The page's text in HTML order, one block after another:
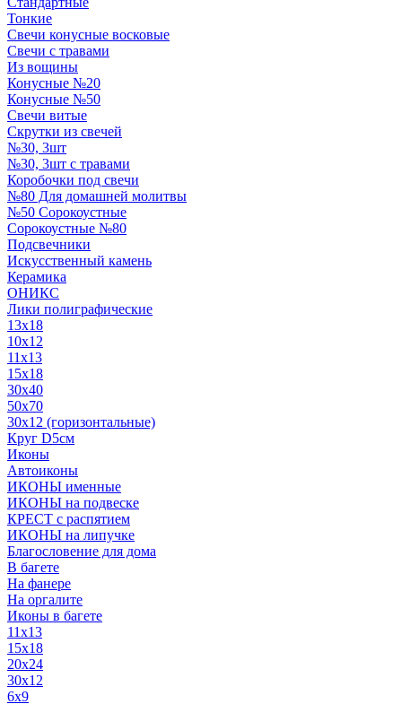
Тонкие
Свечи конусные восковые
Свечи с травами
Из вощины
Конусные №20
Конусные №50
Свечи витые
Скрутки из свечей
№30, 3шт
№30, 3шт с травами
Коробочки под свечи
№80 Для домашней молитвы
№50 Сорокоустные
Сорокоустные №80
Подсвечники
Искусственный камень
Керамика
ОНИКС
Лики полиграфические
13x18
10x12
11х13
15х18
30x40
50x70
30x12 (горизонтальные)
Круг D5см
Иконы
Автоиконы
ИКОНЫ именные
ИКОНЫ на подвеске
КРЕСТ с распятием
ИКОНЫ на липучке
Благословение для дома
В багете
На фанере
На оргалите
Иконы в багете
11x13
15x18
20x24
30х12
6x9